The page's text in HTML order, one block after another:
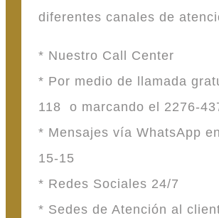
diferentes canales de
* Nuestro Call Center
* Por medio de llamada
118 o marcando el 2276-
* Mensajes vía WhatsApp
15-15
* Redes Sociales 24/7
* Sedes de Atención al